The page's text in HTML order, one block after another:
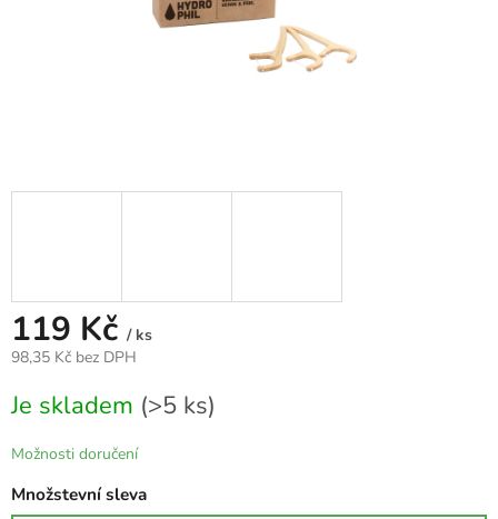
119 Kč / ks
98,35 Kč bez DPH
cena:
Je skladem (>5 ks)
Možnosti doručení
Množstevní sleva